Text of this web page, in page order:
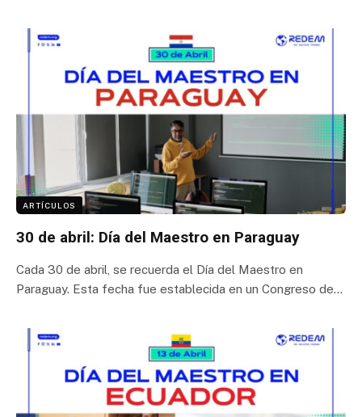
ARTÍCULOS
30 de abril: Día del Maestro en Paraguay
Cada 30 de abril, se recuerda el Día del Maestro en
Paraguay. Esta fecha fue establecida en un Congreso de…